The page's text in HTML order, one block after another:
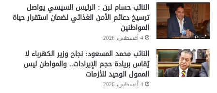
النائب حسام لبن : الرئيس السيسي يواصل
ترسيخ دعائم الأمن الغذائي لضمان استقرار حياة
المواطنين
4 أغسطس، 2026
النائب محمد المسعود: نجاح وزير الكهرباء لا
يُقاس بريادة حجم الإيرادات.. والمواطن ليس
الممول الوحيد للأزمات
4 أغسطس، 2026